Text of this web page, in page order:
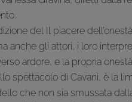
del Il piacere
anche gli attori, i loro
ardore, e la propria
spettacolo di Cavani, è la
che non sia smussata